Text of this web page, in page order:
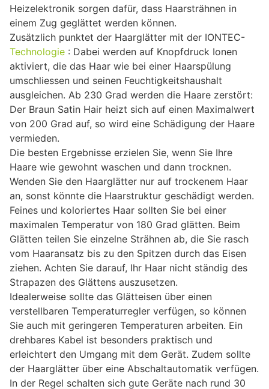
Heizelektronik sorgen dafür, dass Haarsträhnen in
einem Zug geglättet werden können.
Zusätzlich punktet der Haarglätter mit der IONTEC-
Technologie : Dabei werden auf Knopfdruck Ionen
aktiviert, die das Haar wie bei einer Haarspülung
umschliessen und seinen Feuchtigkeitshaushalt
ausgleichen. Ab 230 Grad werden die Haare zerstört:
Der Braun Satin Hair heizt sich auf einen Maximalwert
von 200 Grad auf, so wird eine Schädigung der Haare
vermieden.
Die besten Ergebnisse erzielen Sie, wenn Sie Ihre
Haare wie gewohnt waschen und dann trocknen.
Wenden Sie den Haarglätter nur auf trockenem Haar
an, sonst könnte die Haarstruktur geschädigt werden.
Feines und koloriertes Haar sollten Sie bei einer
maximalen Temperatur von 180 Grad glätten. Beim
Glätten teilen Sie einzelne Strähnen ab, die Sie rasch
vom Haaransatz bis zu den Spitzen durch das Eisen
ziehen. Achten Sie darauf, Ihr Haar nicht ständig des
Strapazen des Glättens auszusetzen.
Idealerweise sollte das Glätteisen über einen
verstellbaren Temperaturregler verfügen, so können
Sie auch mit geringeren Temperaturen arbeiten. Ein
drehbares Kabel ist besonders praktisch und
erleichtert den Umgang mit dem Gerät. Zudem sollte
der Haarglätter über eine Abschaltautomatik verfügen.
In der Regel schalten sich gute Geräte nach rund 30